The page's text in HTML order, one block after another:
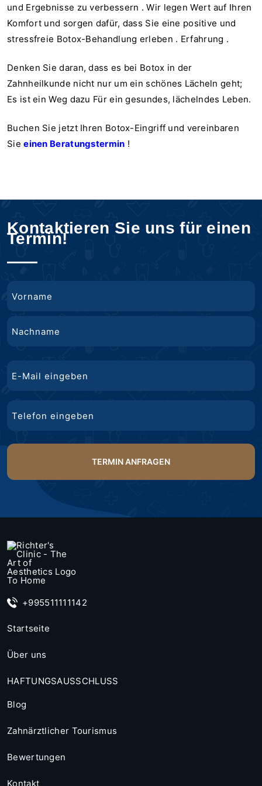
und Ergebnisse zu verbessern . Wir legen Wert auf Ihren
Komfort und sorgen dafür, dass Sie eine positive und
stressfreie Botox-Behandlung erleben . Erfahrung .
Denken Sie daran, dass es bei Botox in der
Zahnheilkunde nicht nur um ein schönes Lächeln geht;
Es ist ein Weg dazu Für ein gesundes, lächelndes Leben.
Buchen Sie jetzt Ihren Botox-Eingriff und vereinbaren
Sieeinen Beratungstermin !
Kontaktieren Sie uns für einen
Termin!
+995511111142
Startseite
Über uns
HAFTUNGSAUSSCHLUSS
Blog
Zahnärztlicher Tourismus
Bewertungen
Kontakt